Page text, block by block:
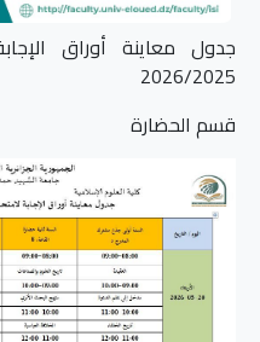
جدول معاينة أوراق
2026/2025
قسم الحضارة